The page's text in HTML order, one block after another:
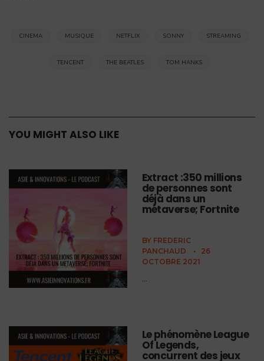
CINEMA MUSIQUE NETFLIX SONNY STREAMING
TENCENT THE BEATLES TOM HANKS
YOU MIGHT ALSO LIKE
Extract :350 millions
de personnes sont
déjà dans un
métaverse; Fortnite
BY FREDERIC
PANCHAUD
•
26
OCTOBRE 2021
...
Le phénomène League
Of Legends,
concurrent des jeux